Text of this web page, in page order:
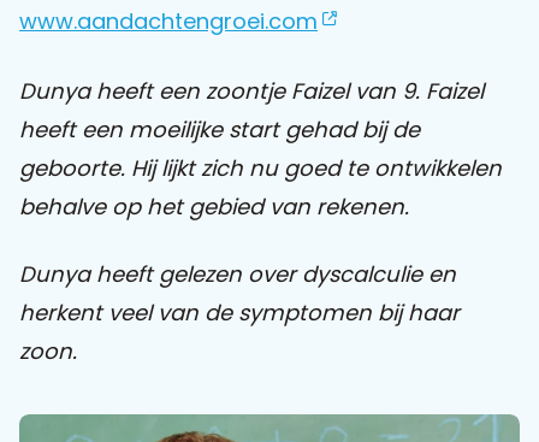
Clientdossier Wiki
Sophi
Over
Sophi
Contact
www.aandachtengroei.com
Dunya heeft een zoontje Faizel van 9. Faizel
heeft een moeilijke start gehad bij de
geboorte. Hij lijkt zich nu goed te ontwikkelen
behalve op het gebied van rekenen.
Dunya heeft gelezen over dyscalculie en
herkent veel van de symptomen bij haar
zoon.